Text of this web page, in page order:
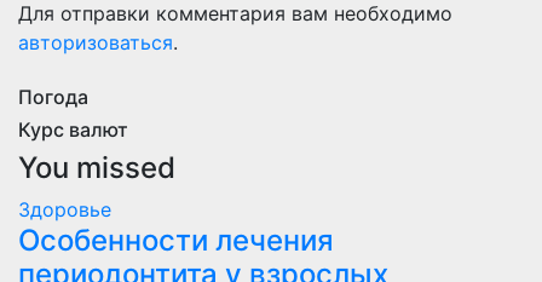
Для отправки комментария вам необходимо
авторизоваться.
Погода
Курс валют
You missed
Здоровье
Особенности лечения
периодонтита у взрослых